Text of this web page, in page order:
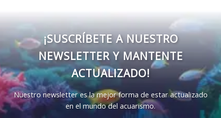
¡SUSCRÍBETE A NUESTRO
NEWSLETTER Y MANTENTE
ACTUALIZADO!
Nuestro newsletter es la mejor forma de estar actualizado
en el mundo del acuarismo.